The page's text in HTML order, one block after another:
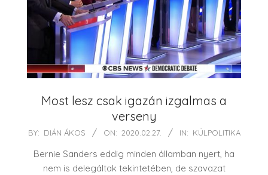
Most lesz csak igazán izgalmas a
verseny
2020-
27
BY: DIÁN ÁKOS ON: 2020.02.27. IN: KÜLPOLITIKA
Bernie Sanders eddig minden államban nyert, ha
nem is delegáltak tekintetében, de szavazat